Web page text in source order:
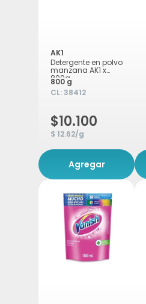
AK1
Detergente en polvo
manzana AK1 x
800g
800 g
CL:38412
$10.100
$ 12.62/g
Agregar